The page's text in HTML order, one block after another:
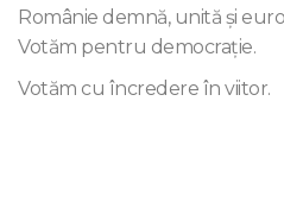
Românie demnă, unită și
Votăm pentru democrație.
Votăm cu încredere în viitor.